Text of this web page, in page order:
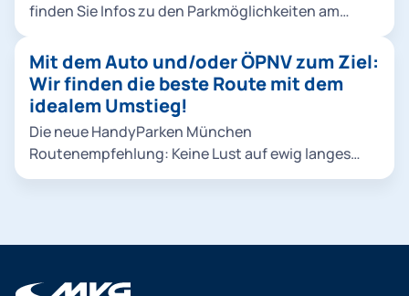
finden Sie Infos zu den Parkmöglichkeiten am
Mit dem Auto und/oder ÖPNV zum Ziel:
Wir finden die beste Route mit dem
idealem Umstieg!
Die neue HandyParken München
Routenempfehlung: Keine Lust auf ewig langes
Parkplatz-Gesuche? Wir finden einen guten
parken und dann stressfrei mit U-Bahn, Tram und
schlagen wir Ihnen auch reine ÖPNV-Routen an,